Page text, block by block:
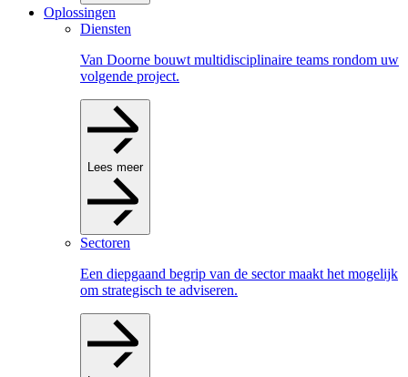
Oplossingen
Diensten
Van Doorne bouwt multidisciplinaire teams rondom uw
volgende project.
Lees meer
Sectoren
Een diepgaand begrip van de sector maakt het mogelijk
om strategisch te adviseren.